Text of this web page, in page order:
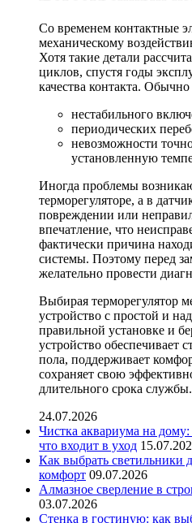
Со временем контактные
механическому
Хотя такие детали
циклов, спустя годы
качества контакта.
нестабильного
периодических
невозможности
установленную
Иногда проблемы
терморегуляторе, а в
повреждении или
впечатление, что
фактически причина
системы. Поэтому перед
желательно провести
Выбирая терморегулятор
устройство с простой и
правильной установке и
устройство обеспечивает
пола, поддерживает
сохраняет свою
длительного срока службы.
24.07.2026
Чистка аквариума на
что входит в уход
Как выбрать светильники
комфорт 09.07.2026
Алмазное сверление в
03.07.2026
Стенка в гостиную: как